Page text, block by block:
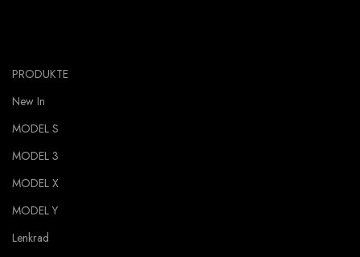
PRODUKTE
New In
MODEL S
MODEL 3
MODEL X
MODEL Y
Lenkrad